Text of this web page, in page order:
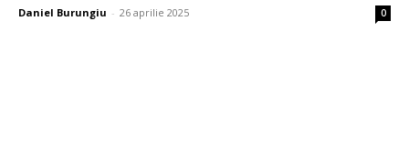
Daniel Burungiu - 26 aprilie 2025 0